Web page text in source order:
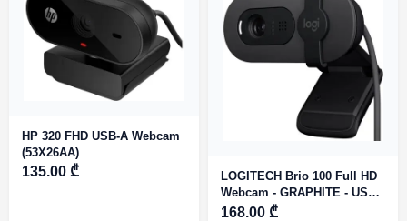
HP 320 FHD USB-A Webcam
(53X26AA)
135.00 ₾
LOGITECH Brio 100 Full HD
Webcam - GRAPHITE - USB -
EMEA28-935
168.00 ₾